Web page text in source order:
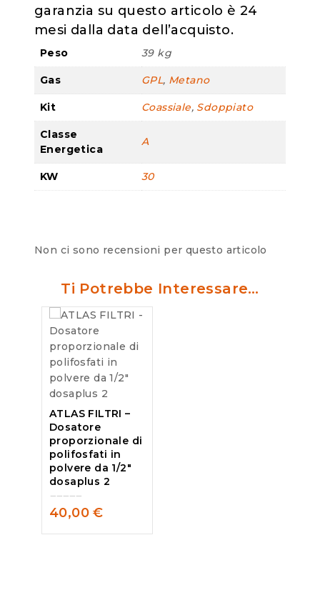
garanzia su questo articolo è 24
mesi dalla data dell’acquisto.
Peso 39 kg
Gas GPL, Metano
Kit Coassiale, Sdoppiato
Classe
Energetica
A
KW 30
Non ci sono recensioni per questo articolo
Ti Potrebbe Interessare…
ATLAS FILTRI –
Dosatore
proporzionale di
polifosfati in
polvere da 1/2″
dosaplus 2
0
out
40,00€